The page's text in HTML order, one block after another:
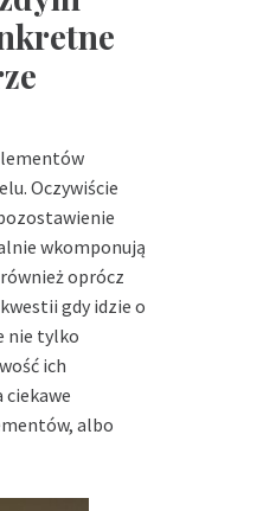
Oczywiście
wkomponują
oprócz
gdy idzie o
nie tylko
ich
ciekawe
albo